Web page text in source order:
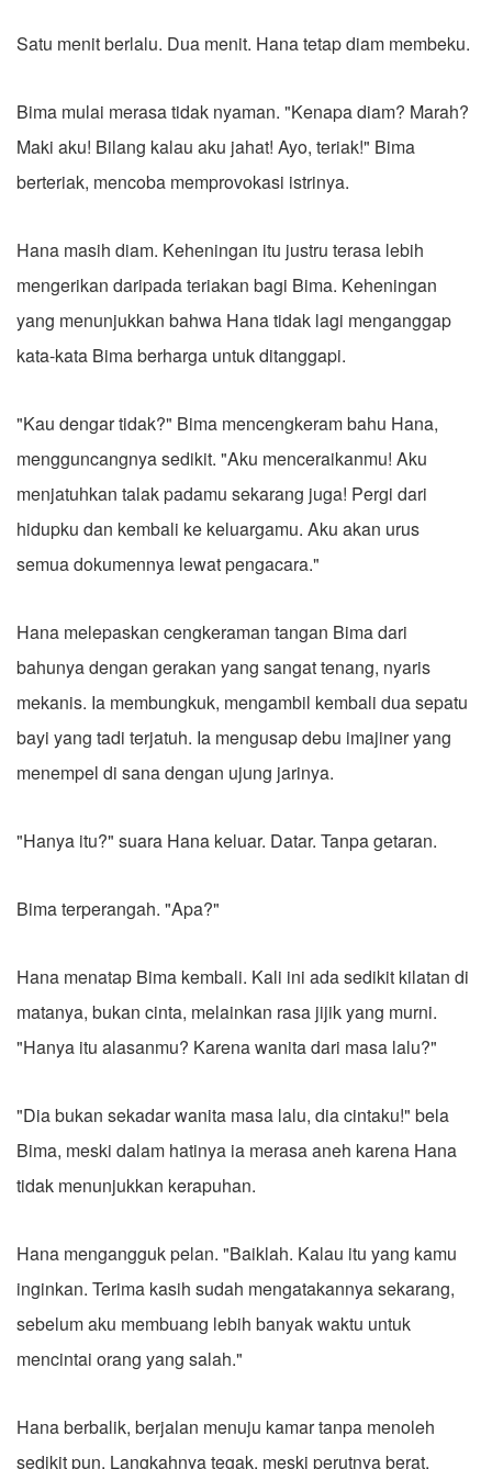
Satu menit berlalu. Dua menit. Hana tetap diam membeku.
Bima mulai merasa tidak nyaman. "Kenapa diam? Marah?
Maki aku! Bilang kalau aku jahat! Ayo, teriak!" Bima
berteriak, mencoba memprovokasi istrinya.
Hana masih diam. Keheningan itu justru terasa lebih
mengerikan daripada teriakan bagi Bima. Keheningan
yang menunjukkan bahwa Hana tidak lagi menganggap
kata-kata Bima berharga untuk ditanggapi.
"Kau dengar tidak?" Bima mencengkeram bahu Hana,
mengguncangnya sedikit. "Aku menceraikanmu! Aku
menjatuhkan talak padamu sekarang juga! Pergi dari
hidupku dan kembali ke keluargamu. Aku akan urus
semua dokumennya lewat pengacara."
Hana melepaskan cengkeraman tangan Bima dari
bahunya dengan gerakan yang sangat tenang, nyaris
mekanis. Ia membungkuk, mengambil kembali dua sepatu
bayi yang tadi terjatuh. Ia mengusap debu imajiner yang
menempel di sana dengan ujung jarinya.
"Hanya itu?" suara Hana keluar. Datar. Tanpa getaran.
Bima terperangah. "Apa?"
Hana menatap Bima kembali. Kali ini ada sedikit kilatan di
matanya, bukan cinta, melainkan rasa jijik yang murni.
"Hanya itu alasanmu? Karena wanita dari masa lalu?"
"Dia bukan sekadar wanita masa lalu, dia cintaku!" bela
Bima, meski dalam hatinya ia merasa aneh karena Hana
tidak menunjukkan kerapuhan.
Hana mengangguk pelan. "Baiklah. Kalau itu yang kamu
inginkan. Terima kasih sudah mengatakannya sekarang,
sebelum aku membuang lebih banyak waktu untuk
mencintai orang yang salah."
Hana berbalik, berjalan menuju kamar tanpa menoleh
sedikit pun. Langkahnya tegak, meski perutnya berat.